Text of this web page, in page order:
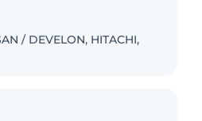
/ DEVELON, HITACHI,